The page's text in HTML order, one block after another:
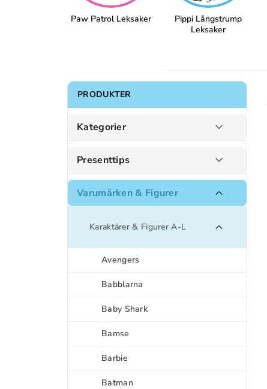
Paw Patrol Leksaker
Pippi Långstrump
Leksaker
PRODUKTER
Kategorier
Presenttips
Varumärken & Figurer
Karaktärer & Figurer A-L
Avengers
Babblarna
Baby Shark
Bamse
Barbie
Batman